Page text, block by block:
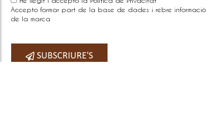
Accepto formar part de la base de dades i rebre informació
de la marca
SUBSCRIURE'S